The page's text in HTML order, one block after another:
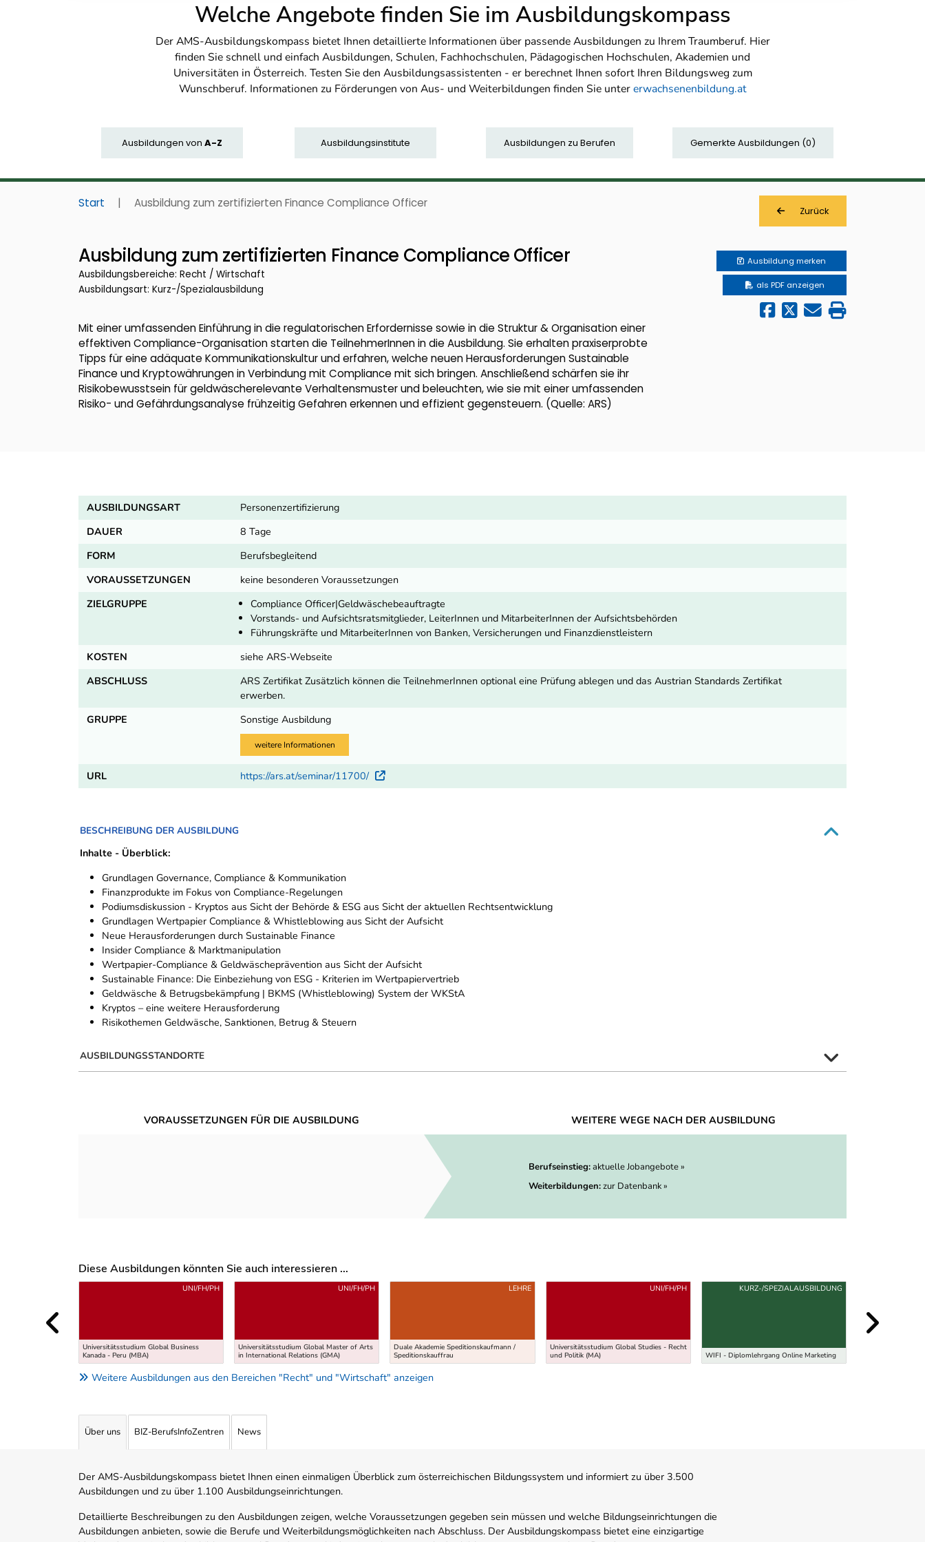
Welche Angebote finden Sie im Ausbildungskompass
Der AMS-Ausbildungskompass bietet Ihnen detaillierte Informationen über passende Ausbildungen zu Ihrem Traumberuf. Hier
finden Sie schnell und einfach Ausbildungen, Schulen, Fachhochschulen, Pädagogischen Hochschulen, Akademien und
Universitäten in Österreich. Testen Sie den Ausbildungsassistenten - er berechnet Ihnen sofort Ihren Bildungsweg zum
Wunschberuf. Informationen zu Förderungen von Aus- und Weiterbildungen finden Sie untererwachsenenbildung.at
Ausbildungen von A-Z Ausbildungsinstitute Ausbildungen zu Berufen Gemerkte Ausbildungen (0)
Start | Ausbildung zum zertifizierten Finance Compliance Officer
Zurück
Ausbildung zum zertifizierten Finance Compliance Officer
Ausbildungsbereiche: Recht / Wirtschaft
Ausbildungsart: Kurz-/Spezialausbildung
Mit einer umfassenden Einführung in die regulatorischen Erfordernisse sowie in die Struktur & Organisation einer
effektiven Compliance-Organisation starten die TeilnehmerInnen in die Ausbildung. Sie erhalten praxiserprobte
Tipps für eine adäquate Kommunikationskultur und erfahren, welche neuen Herausforderungen Sustainable
Finance und Kryptowährungen in Verbindung mit Compliance mit sich bringen. Anschließend schärfen sie ihr
Risikobewusstsein für geldwäscherelevante Verhaltensmuster und beleuchten, wie sie mit einer umfassenden
Risiko- und Gefährdungsanalyse frühzeitig Gefahren erkennen und effizient gegensteuern. (Quelle: ARS)
Ausbildung merken
als PDF anzeigen
AUSBILDUNGSART
Personenzertifizierung
DAUER
8 Tage
FORM
Berufsbegleitend
VORAUSSETZUNGEN
keine besonderen Voraussetzungen
ZIELGRUPPE
Compliance Officer|Geldwäschebeauftragte
Vorstands- und Aufsichtsratsmitglieder, LeiterInnen und MitarbeiterInnen der Aufsichtsbehörden
Führungskräfte und MitarbeiterInnen von Banken, Versicherungen und Finanzdienstleistern
KOSTEN
siehe ARS-Webseite
ABSCHLUSS
ARS Zertifikat Zusätzlich können die TeilnehmerInnen optional eine Prüfung ablegen und das Austrian Standards Zertifikat
erwerben.
GRUPPE
Sonstige Ausbildung
weitere Informationen
URL https://ars.at/seminar/11700/ Externer Link
BESCHREIBUNG DER AUSBILDUNG
Inhalte - Überblick:
Grundlagen Governance, Compliance & Kommunikation
Finanzprodukte im Fokus von Compliance-Regelungen
Podiumsdiskussion - Kryptos aus Sicht der Behörde & ESG aus Sicht der aktuellen Rechtsentwicklung
Grundlagen Wertpapier Compliance & Whistleblowing aus Sicht der Aufsicht
Neue Herausforderungen durch Sustainable Finance
Insider Compliance & Marktmanipulation
Wertpapier-Compliance & Geldwäscheprävention aus Sicht der Aufsicht
Sustainable Finance: Die Einbeziehung von ESG - Kriterien im Wertpapiervertrieb
Geldwäsche & Betrugsbekämpfung | BKMS (Whistleblowing) System der WKStA
Kryptos – eine weitere Herausforderung
Risikothemen Geldwäsche, Sanktionen, Betrug & Steuern
AUSBILDUNGSSTANDORTE
VORAUSSETZUNGEN FÜR DIE AUSBILDUNG WEITERE WEGE NACH DER AUSBILDUNG
Berufseinstieg:aktuelle Jobangebote »
Weiterbildungen:zur Datenbank »
Diese Ausbildungen könnten Sie auch interessieren ...
Uber weitere Ausbildungsvorschläge
Universitätsstudium Global Business
Kanada - Peru (MBA)
UNI/FH/PH
Universitätsstudium Global Master of Arts
in International Relations (GMA)
UNI/FH/PH
Duale Akademie Speditionskaufmann /
Speditionskauffrau
LEHRE
Universitätsstudium Global Studies - Recht
und Politik (MA)
UNI/FH/PH
WIFI - Diplomlehrgang Online Marketing
KURZ-/SPEZIALAUSBILDUNG
Weitere Ausbildungen aus den Bereichen "Recht" und "Wirtschaft" anzeigen
Über uns BIZ-BerufsInfoZentren News
Der AMS-Ausbildungskompass bietet Ihnen einen einmaligen Überblick zum österreichischen Bildungssystem und informiert zu über 3.500
Ausbildungen und zu über 1.100 Ausbildungseinrichtungen.
Detaillierte Beschreibungen zu den Ausbildungen zeigen, welche Voraussetzungen gegeben sein müssen und welche Bildungseinrichtungen die
Ausbildungen anbieten, sowie die Berufe und Weiterbildungsmöglichkeiten nach Abschluss. Der Ausbildungskompass bietet eine einzigartige